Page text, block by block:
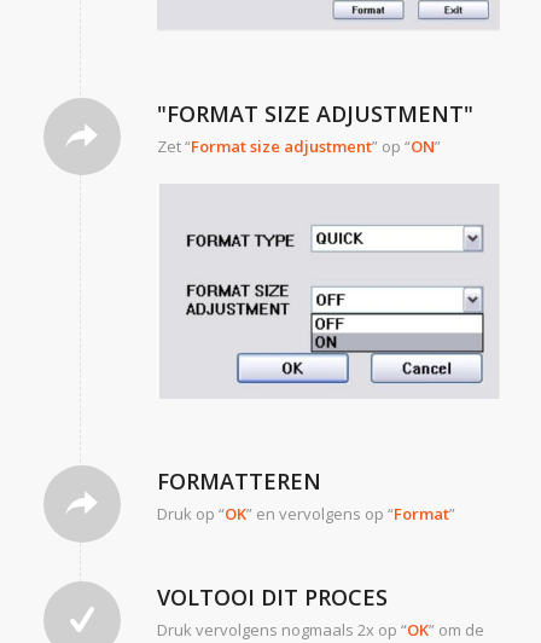
"FORMAT SIZE ADJUSTMENT"
Zet “Format size adjustment” op “ON”
FORMATTEREN
Druk op “OK” en vervolgens op “Format”
VOLTOOI DIT PROCES
Druk vervolgens nogmaals 2x op “OK” om de